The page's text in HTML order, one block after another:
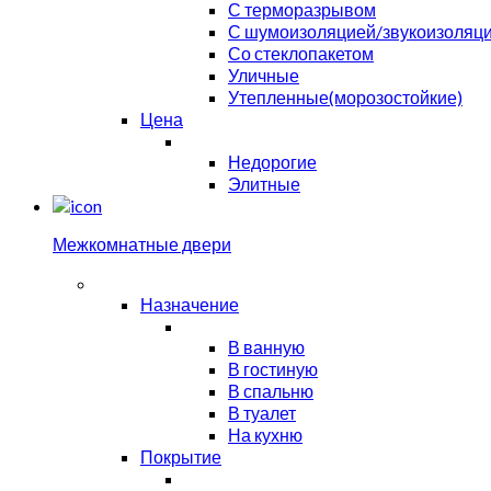
С терморазрывом
С шумоизоляцией/
Со стеклопакетом
Уличные
Утепленные(морозостойкие)
Цена
Недорогие
Элитные
Межкомнатные двери
Назначение
В ванную
В гостиную
В спальню
В туалет
На кухню
Покрытие